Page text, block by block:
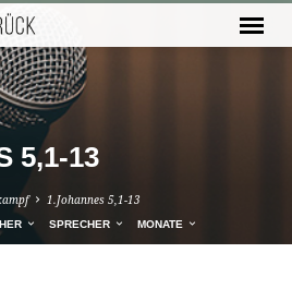
5,1-13
1.Johannes 5,1-13
SPRECHER MONATE